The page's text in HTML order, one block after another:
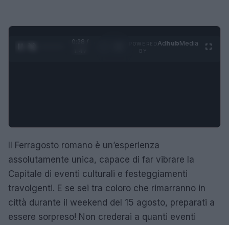
0:29 /
AdhubMedia
Il Ferragosto romano è un’esperienza
assolutamente unica, capace di far vibrare la
Capitale di eventi culturali e festeggiamenti
travolgenti. E se sei tra coloro che rimarranno in
città durante il weekend del 15 agosto, preparati a
essere sorpreso! Non crederai a quanti eventi